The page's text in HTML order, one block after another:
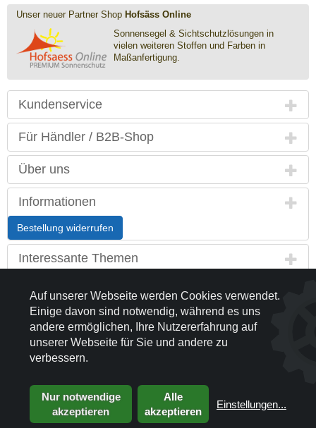
Unser neuer Partner Shop Hofsäss Online
Sonnensegel & Sichtschutz­lösungen in
vielen weiteren Stoffen und Farben in
Maßanfertigung.
Kundenservice
Für Händler / B2B-Shop
Über uns
Informationen
Bestellung widerrufen
Interessante Themen
Land / Sprache
Kontakt
Partnerseiten
© 2003 - 2026 Peddy Shield Sonnenschutzsysteme GmbH
die profilschmiede - Internetagentur
Auf unserer Webseite werden Cookies verwendet.
Einige davon sind notwendig, während es uns
andere ermöglichen, Ihre Nutzererfahrung auf
unserer Webseite für Sie und andere zu
verbessern.
Nur notwendige
akzeptieren
Alle
akzeptieren
Einstellungen...